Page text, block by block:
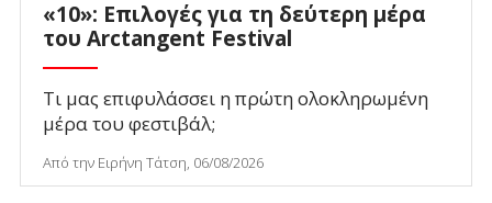
«10»: Επιλογές για τη δεύτερη μέρα
του Arctangent Festival
Τι μας επιφυλάσσει η πρώτη ολοκληρωμένη
μέρα του φεστιβάλ;
Από την Ειρήνη Τάτση, 06/08/2026